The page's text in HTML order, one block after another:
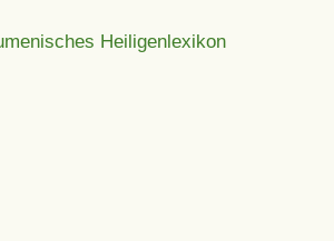
Heiligenlexikon